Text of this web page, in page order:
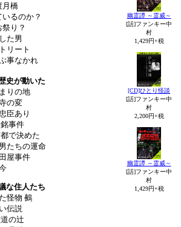
月橋
るのか？
り？
た男
リート
事なかれ
史が動いた
りの地
の変
臣あり
事件
で決めた
たちの運命
屋事件
な住人たち
怪物 鵺
伝説
の辻
幽霊譚 ～霊威～
[話]ファンキー中
村
1,429円+税
[CD]ひとり怪談
[話]ファンキー中
村
2,200円+税
幽霊譚 ～霊威～
[話]ファンキー中
村
1,429円+税